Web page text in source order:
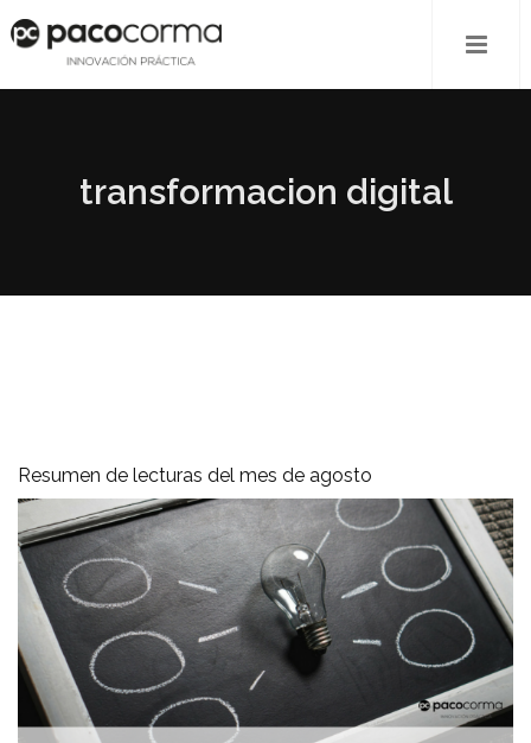
transformacion digital
Resumen de lecturas del mes de agosto